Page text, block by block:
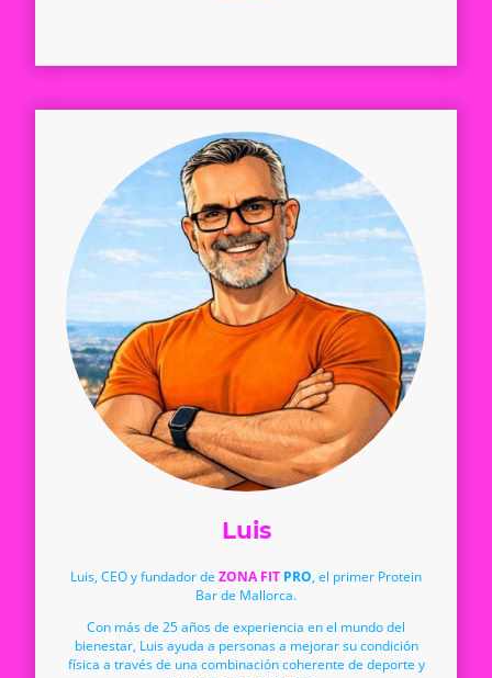
Luis
Luis, CEO y fundador de ZONA FIT PRO, el primer Protein
Bar de Mallorca.
Con más de 25 años de experiencia en el mundo del
bienestar, Luis ayuda a personas a mejorar su condición
física a través de una combinación coherente de deporte y